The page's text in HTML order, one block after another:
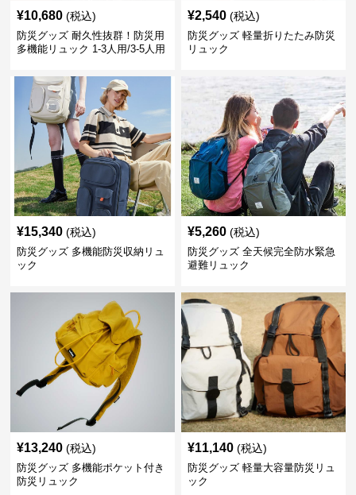
¥10,680 (税込)
防災グッズ 耐久性抜群！防災用
多機能リュック 1-3人用/3-5人用
¥2,540 (税込)
防災グッズ 軽量折りたたみ防災
リュック
¥15,340 (税込)
防災グッズ 多機能防災収納リュ
ック
¥5,260 (税込)
防災グッズ 全天候完全防水緊急
避難リュック
¥13,240 (税込)
防災グッズ 多機能ポケット付き
防災リュック
¥11,140 (税込)
防災グッズ 軽量大容量防災リュ
ック